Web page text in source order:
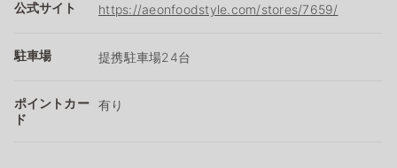
公式サイト https://aeonfoodstyle.com/stores/7659/
駐車場 提携駐車場24台
ポイントカー
ド
有り